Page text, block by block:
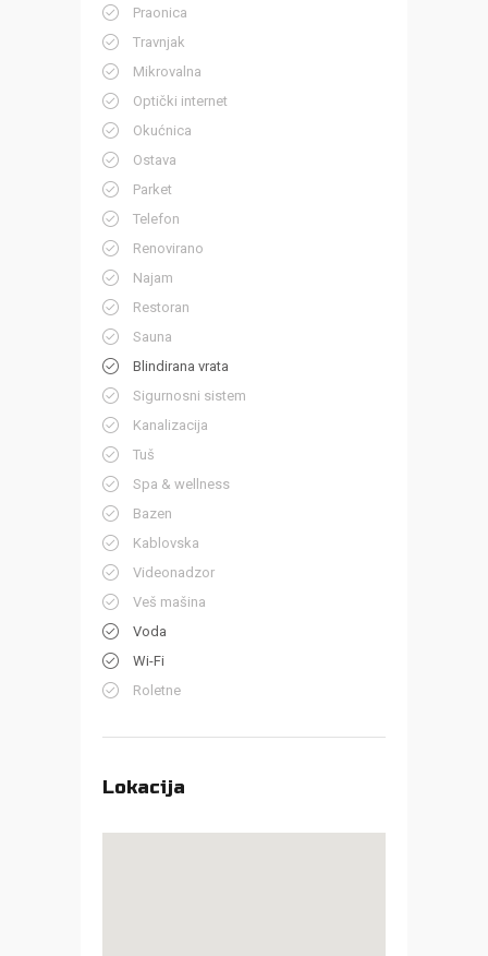
Praonica
Travnjak
Mikrovalna
Optički internet
Okućnica
Ostava
Parket
Telefon
Renovirano
Najam
Restoran
Sauna
Blindirana vrata
Sigurnosni sistem
Kanalizacija
Tuš
Spa & wellness
Bazen
Kablovska
Videonadzor
Veš mašina
Voda
Wi-Fi
Roletne
Lokacija